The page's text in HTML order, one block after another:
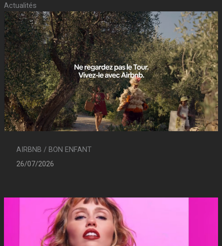
Actualités
AIRBNB / BON ENFANT
26/07/2026